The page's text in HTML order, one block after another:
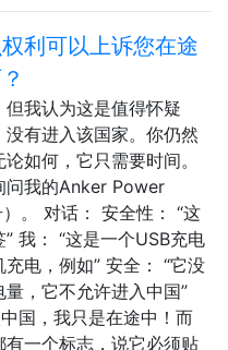
利可以上诉您在途
我认为这是值得怀疑
有进入该国家。你仍然
如何，它只需要时间。
问我的Anker Power
。 对话： 安全性： “这
我： “这是一个USB充电
电，例如” 安全： “它没
，它不允许进入中国”
国，我只是在途中！而
有一个标志，说它必须贴